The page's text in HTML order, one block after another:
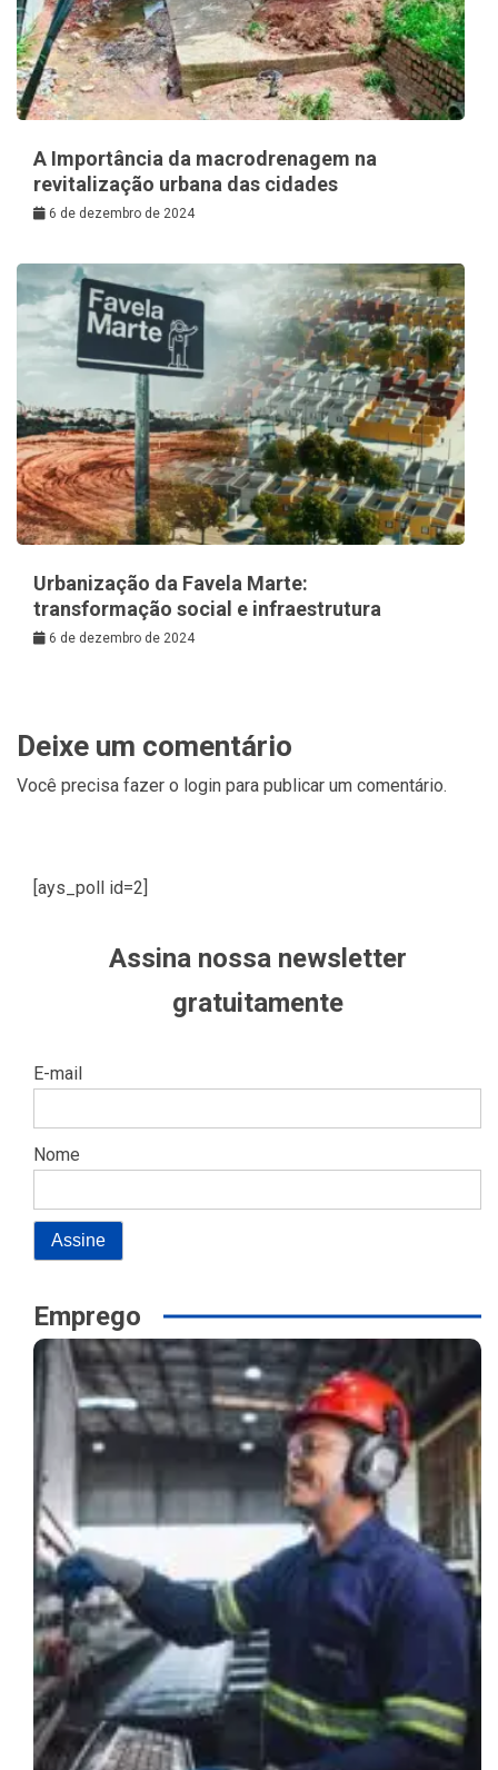
A Importância da macrodrenagem na
revitalização urbana das cidades
6 de dezembro de 2024
Urbanização da Favela Marte:
transformação social e infraestrutura
6 de dezembro de 2024
Deixe um comentário
Você precisa fazer o login para publicar um comentário.
[ays_poll id=2]
Assina nossa newsletter
gratuitamente
E-mail
Nome
Emprego